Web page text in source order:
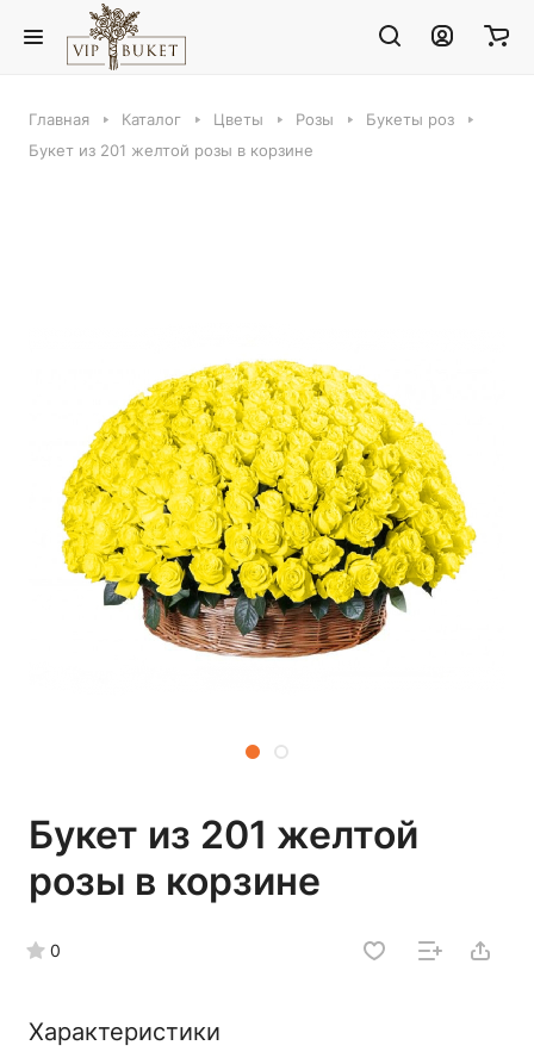
Главная Каталог Цветы Розы
Букеты роз
Букет из 201 желтой розы в корзине
Букет из 201 желтой
розы в корзине
0
Характеристики